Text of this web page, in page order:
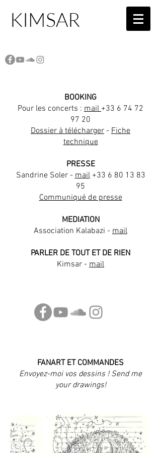
KIMSAR
BOOKING
Pour les concerts : mail+33 6 74 72
97 20
Dossier à télécharger - Fiche
technique
PRESSE
Sandrine Soler -mail +33 6 80 13 83
95
Communiqué de presse
MEDIATION
​Association Kalabazi - mail
PARLER DE TOUT ET DE RIEN
​Kimsar - mail
FANART ET COMMANDES
Envoyez-moi vos dessins ! Send me
your drawings!